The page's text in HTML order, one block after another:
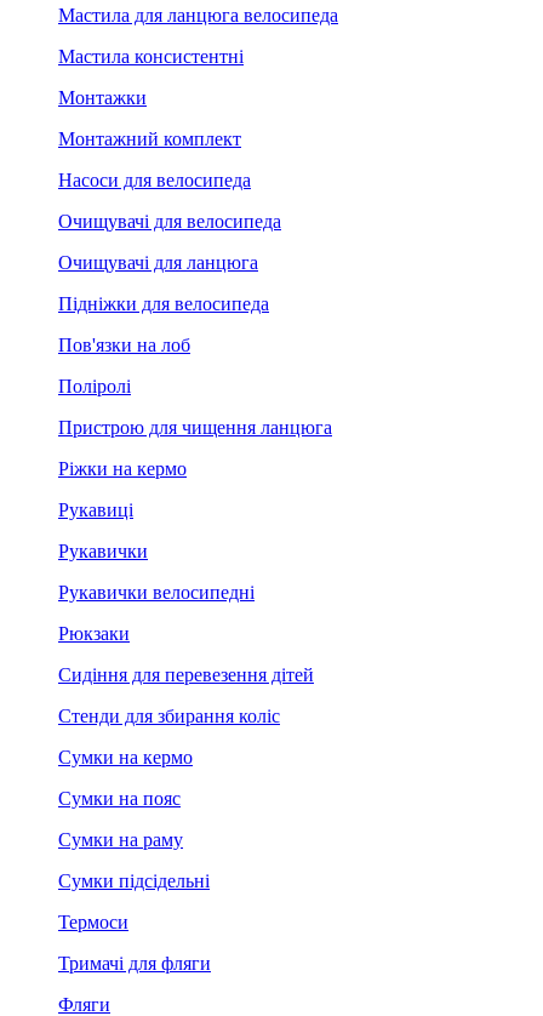
Мастила для ланцюга велосипеда
Мастила консистентні
Монтажки
Монтажний комплект
Насоси для велосипеда
Очищувачі для велосипеда
Очищувачі для ланцюга
Підніжки для велосипеда
Пов'язки на лоб
Поліролі
Пристрою для чищення ланцюга
Ріжки на кермо
Рукавиці
Рукавички
Рукавички велосипедні
Рюкзаки
Сидіння для перевезення дітей
Стенди для збирання коліс
Сумки на кермо
Сумки на пояс
Сумки на раму
Сумки підсідельні
Термоси
Тримачі для фляги
Фляги